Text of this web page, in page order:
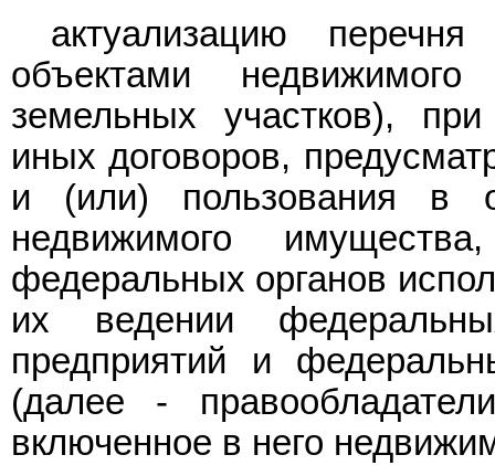
актуализацию
объектами
земельных участков),
иных договоров,
и (или) пользования в
недвижимого
федеральных органов
их ведении
предприятий и
(далее -
включенное в него